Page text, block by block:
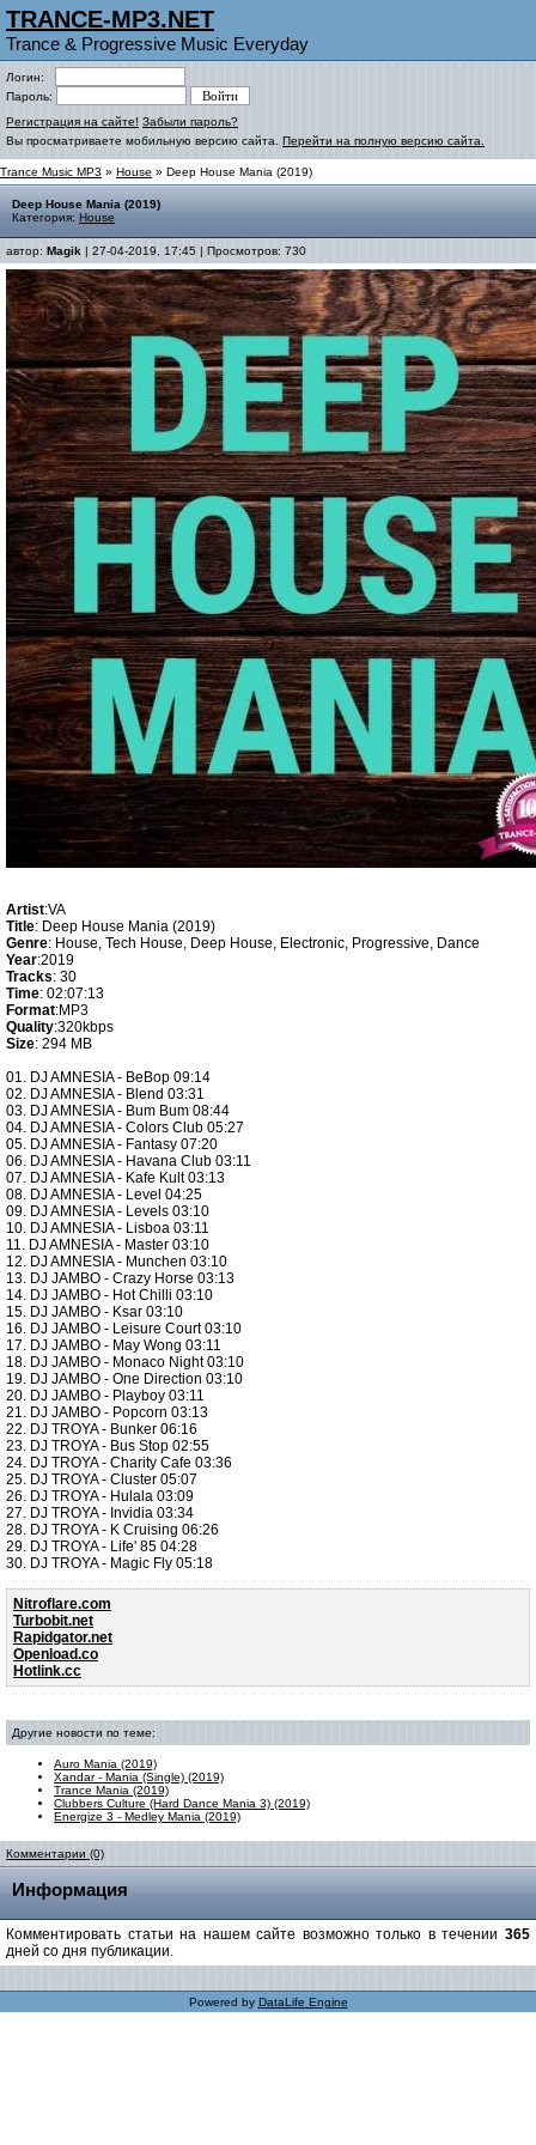
TRANCE-MP3.NET
Trance & Progressive Music Everyday
Логин:
Пароль:
Регистрация на сайте! Забыли пароль?
Вы просматриваете мобильную версию сайта. Перейти на полную версию сайта.
Trance Music MP3 » House » Deep House Mania (2019)
Deep House Mania (2019)
Категория: House
автор: Magik | 27-04-2019, 17:45 | Просмотров: 730
Artist:VA
Title: Deep House Mania (2019)
Genre: House, Tech House, Deep House, Electronic, Progressive, Dance
Year:2019
Tracks: 30
Time: 02:07:13
Format:MP3
Quality:320kbps
Size: 294 MB
01. DJ AMNESIA - BeBop 09:14
02. DJ AMNESIA - Blend 03:31
03. DJ AMNESIA - Bum Bum 08:44
04. DJ AMNESIA - Colors Club 05:27
05. DJ AMNESIA - Fantasy 07:20
06. DJ AMNESIA - Havana Club 03:11
07. DJ AMNESIA - Kafe Kult 03:13
08. DJ AMNESIA - Level 04:25
09. DJ AMNESIA - Levels 03:10
10. DJ AMNESIA - Lisboa 03:11
11. DJ AMNESIA - Master 03:10
12. DJ AMNESIA - Munchen 03:10
13. DJ JAMBO - Crazy Horse 03:13
14. DJ JAMBO - Hot Chilli 03:10
15. DJ JAMBO - Ksar 03:10
16. DJ JAMBO - Leisure Court 03:10
17. DJ JAMBO - May Wong 03:11
18. DJ JAMBO - Monaco Night 03:10
19. DJ JAMBO - One Direction 03:10
20. DJ JAMBO - Playboy 03:11
21. DJ JAMBO - Popcorn 03:13
22. DJ TROYA - Bunker 06:16
23. DJ TROYA - Bus Stop 02:55
24. DJ TROYA - Charity Cafe 03:36
25. DJ TROYA - Cluster 05:07
26. DJ TROYA - Hulala 03:09
27. DJ TROYA - Invidia 03:34
28. DJ TROYA - K Cruising 06:26
29. DJ TROYA - Life' 85 04:28
30. DJ TROYA - Magic Fly 05:18
Nitroflare.com
Turbobit.net
Rapidgator.net
Openload.co
Hotlink.cc
Другие новости по теме:
Auro Mania (2019)
Xandar - Mania (Single) (2019)
Trance Mania (2019)
Clubbers Culture (Hard Dance Mania 3) (2019)
Energize 3 - Medley Mania (2019)
Комментарии (0)
Информация
Комментировать статьи на нашем сайте возможно только в течении 365
дней со дня публикации.
Powered by DataLife Engine